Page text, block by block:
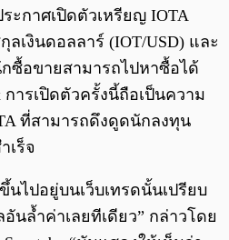
ะกาศเปิดตัวเหรียญ IOTA
เงินดอลลาร์ (IOT/USD) และ
ซื้อขายสามารถไปหาซื้อได้
การเปิดตัวครั้งนี้ถือเป็นความ
ที่สามารถดึงดูดนักลงทุน
เร็จ
ไปอยู่บนเว็บเทรดนั้นเปรียบ
นล้ำค่าเลยทีเดียว” กล่าวโดย